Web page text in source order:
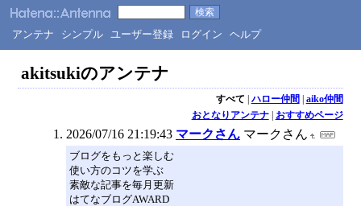
アンテナ シンプル ユーザー登録 ログイン ヘルプ
akitsukiのアンテナ
すべて |ハロー仲間 | aiko仲間
おとなりアンテナ| おすすめページ
2026/07/16 21:19:43 マークさん マークさん
ブログをもっと楽しむ
使い方のコツを学ぶ
素敵な記事を毎月更新
はてなブログAWARD